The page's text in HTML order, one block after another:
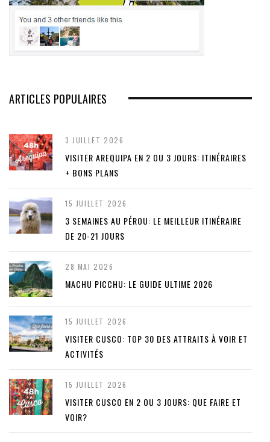
ARTICLES POPULAIRES
3 JUILLET 2026
VISITER AREQUIPA EN 2 OU 3 JOURS: ITINÉRAIRES
+ BONS PLANS
15 JUILLET 2026
3 SEMAINES AU PÉROU: LE MEILLEUR ITINÉRAIRE
DE 20-21 JOURS
28 MAI 2026
MACHU PICCHU: LE GUIDE ULTIME 2026
15 JUILLET 2026
VISITER CUSCO: TOP 30 DES ATTRAITS À VOIR ET
ACTIVITÉS
15 JUILLET 2026
VISITER CUSCO EN 2 OU 3 JOURS: QUE FAIRE ET
VOIR?